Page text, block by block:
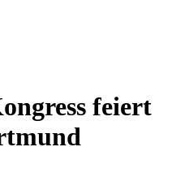
feiert